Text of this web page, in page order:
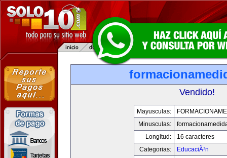
Vendido!
Mayusculas:
Minusculas:
Longitud:
16 caracteres
Categorias:
EducaciÃ³n